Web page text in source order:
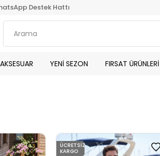
Destek Hattı
AKSESUAR YENİ SEZON FIRSAT ÜRÜNLERİ
ÜCRETSIZ
KARGO